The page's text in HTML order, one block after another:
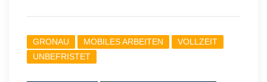
GRONAU MOBILES ARBEITEN
VOLLZEIT
UNBEFRISTET